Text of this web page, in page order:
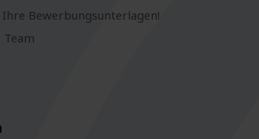
Bewerbungsunterlagen!